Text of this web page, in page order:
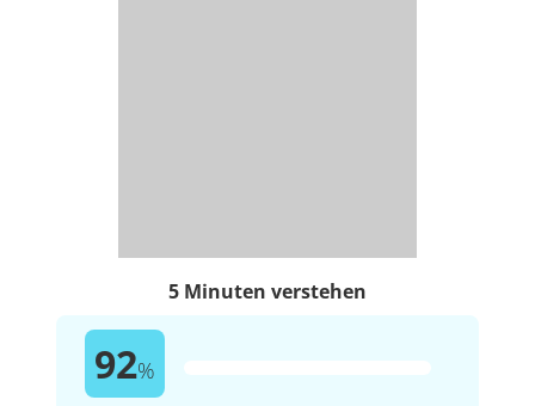
5 Minuten verstehen
92%